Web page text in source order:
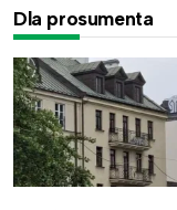
Dla prosumenta